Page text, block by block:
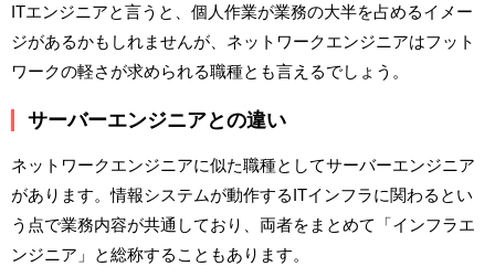
ITエンジニアと言うと、個人作業が業務の大半を占めるイメー
ジがあるかもしれませんが、ネットワークエンジニアはフット
ワークの軽さが求められる職種とも言えるでしょう。
サーバーエンジニアとの違い
ネットワークエンジニアに似た職種としてサーバーエンジニア
があります。情報システムが動作するITインフラに関わるとい
う点で業務内容が共通しており、両者をまとめて「インフラエ
ンジニア」と総称することもあります。